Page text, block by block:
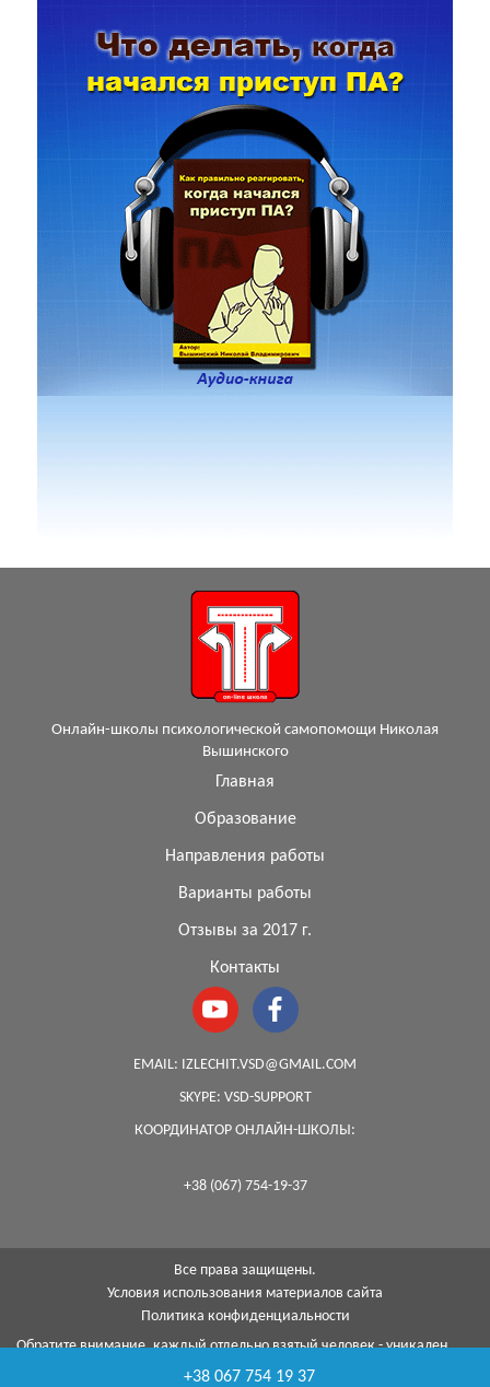
Онлайн-школы психологической самопомощи Николая
Вышинского
Главная
Образование
Направления работы
Варианты работы
Отзывы за 2017 г.
Контакты
EMAIL: IZLECHIT.VSD@GMAIL.COM
SKYPE: VSD-SUPPORT
КООРДИНАТОР ОНЛАЙН-ШКОЛЫ:
+38 (067) 754-19-37
Все права защищены.
Условия использования материалов сайта
Политика конфиденциальности
Обратите внимание, каждый отдельно взятый человек - уникален,
помощью моей методики я смогу помочь каждому...
+38 067 754 19 37